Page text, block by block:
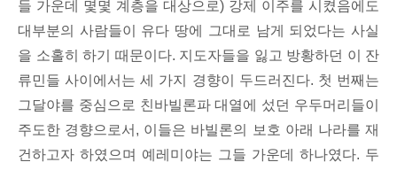
들 가운데 몇몇 계층을 대상으로) 강제 이주를 시켰음에도
대부분의 사람들이 유다 땅에 그대로 남게 되었다는 사실
을 소홀히 하기 때문이다. 지도자들을 잃고 방황하던 이 잔
류민들 사이에서는 세 가지 경향이 두드러진다. 첫 번째는
그달야를 중심으로 친바빌론파 대열에 섰던 우두머리들이
주도한 경향으로서, 이들은 바빌론의 보호 아래 나라를 재
건하고자 하였으며 예레미야는 그들 가운데 하나였다. 두